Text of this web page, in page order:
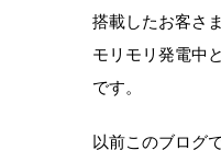
搭載したお客さ
モリモリ発電中
です。
以前このブログ